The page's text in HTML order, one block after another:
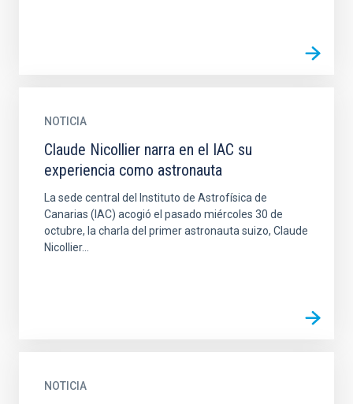
NOTICIA
Claude Nicollier narra en el IAC su
experiencia como astronauta
La sede central del Instituto de Astrofísica de
Canarias (IAC) acogió el pasado miércoles 30 de
octubre, la charla del primer astronauta suizo, Claude
Nicollier...
NOTICIA